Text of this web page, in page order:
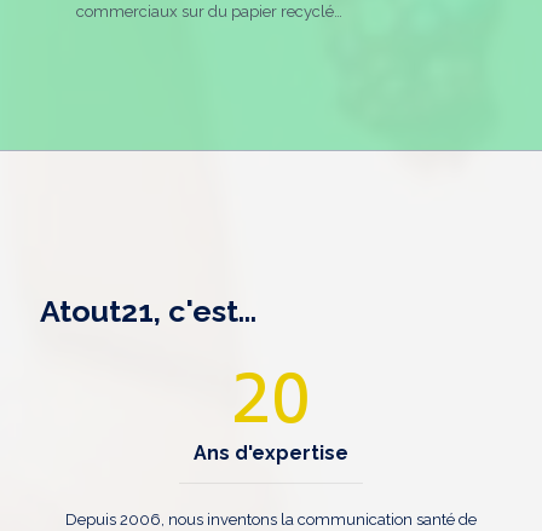
commerciaux sur du papier recyclé…
Atout21, c'est...
20
Ans d'expertise
Depuis 2006, nous inventons la communication santé de